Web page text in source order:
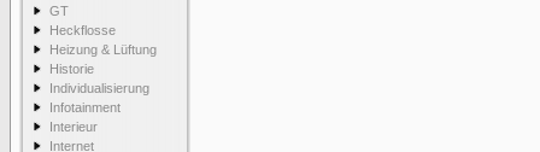
GT
Heckflosse
Heizung & Lüftung
Historie
Individualisierung
Infotainment
Interieur
Internet